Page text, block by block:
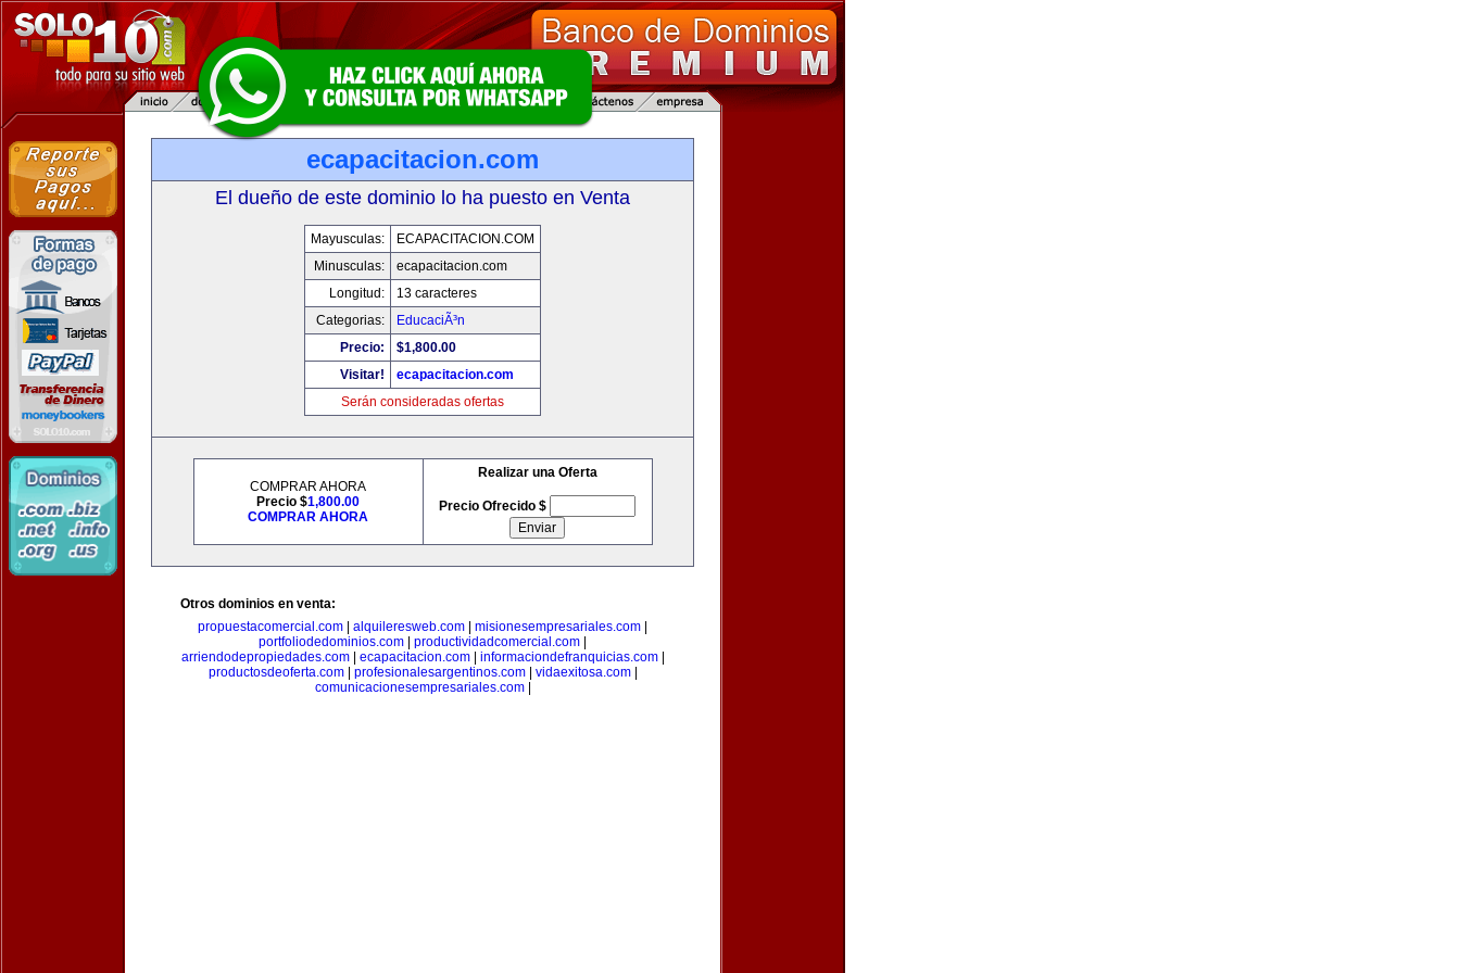
ecapacitacion.com
El dueño de este dominio lo ha puesto en Venta
Mayusculas:
ECAPACITACION.COM
Minusculas:
ecapacitacion.com
Longitud:
13 caracteres
Categorias:
EducaciÃ³n
Precio:
$1,800.00
Visitar!
ecapacitacion.com
Serán consideradas ofertas
COMPRAR AHORA
Precio $1,800.00
COMPRAR AHORA
Realizar una Oferta
Precio Ofrecido $
Otros dominios en venta:
propuestacomercial.com
alquileresweb.com misionesempresariales.com
portfoliodedominios.com
productividadcomercial.com
arriendodepropiedades.com| ecapacitacion.com| informaciondefranquicias.com|
productosdeoferta.com| profesionalesargentinos.com| vidaexitosa.com|
comunicacionesempresariales.com|